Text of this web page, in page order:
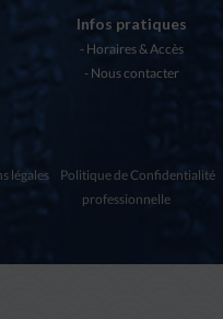
Infos pratiques
Horaires & Accès
Nous contacter
légales Politique de Confidentialité
professionnelle